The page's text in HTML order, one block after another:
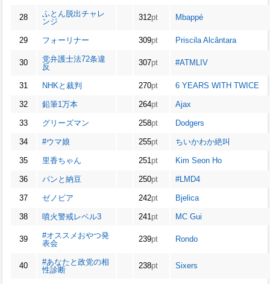
28
ふとん脱出チャレ
ンジ
312pt Mbappé
29 フォーリナー 309pt Priscila Alcântara
30
党弁護士法72条違
反
307pt #ATMLIV
31 NHKと裁判 270pt 6 YEARS WITH TWICE
32 鉛筆1万本 264pt Ajax
33 グリーズマン 258pt Dodgers
34 #ウマ娘 255pt ちいかわか絶叫
35 里香ちゃん 251 pt Kim Seon Ho
36 パンと納豆 250pt #LMD4
37 ゼノビア 242pt Bjelica
38 噴火警戒レベル3 241 pt MC Gui
39
#オススメおやつ発
表会
239pt Rondo
40
#あなたと政党の相
性診断
238pt Sixers